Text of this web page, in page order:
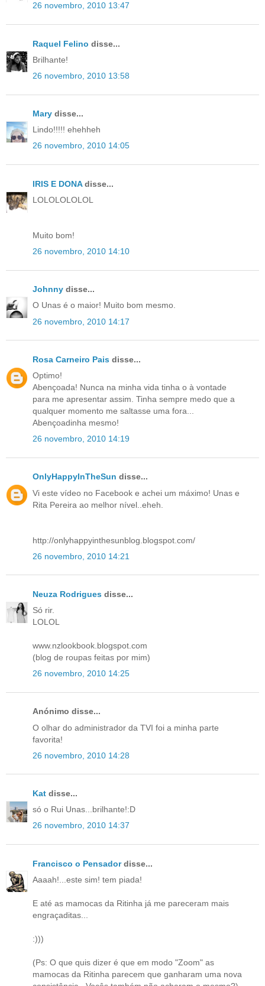
26 novembro, 2010 13:47
Raquel Felino disse...
Brilhante!
26 novembro, 2010 13:58
Mary disse...
Lindo!!!!! ehehheh
26 novembro, 2010 14:05
IRIS E DONAdisse...
LOLOLOLOLOL
Muito bom!
26 novembro, 2010 14:10
Johnny disse...
O Unas é o maior! Muito bom mesmo.
26 novembro, 2010 14:17
Rosa Carneiro Pais disse...
Optimo!
Abençoada! Nunca na minha vida tinha o à vontade
para me apresentar assim. Tinha sempre medo que a
qualquer momento me saltasse uma fora...
Abençoadinha mesmo!
26 novembro, 2010 14:19
OnlyHappyInTheSun disse...
Vi este vídeo no Facebook e achei um máximo! Unas e
Rita Pereira ao melhor nível..eheh.
http://onlyhappyinthesunblog.blogspot.com/
26 novembro, 2010 14:21
Neuza Rodrigues disse...
Só rir.
LOLOL
www.nzlookbook.blogspot.com
(blog de roupas feitas por mim)
26 novembro, 2010 14:25
Anónimo disse...
O olhar do administrador da TVI foi a minha parte
favorita!
26 novembro, 2010 14:28
Kat disse...
só o Rui Unas...brilhante!:D
26 novembro, 2010 14:37
Francisco o Pensadordisse...
Aaaah!...este sim! tem piada!
E até as mamocas da Ritinha já me pareceram mais
engraçaditas...
:)))
(Ps: O que quis dizer é que em modo "Zoom" as
mamocas da Ritinha parecem que ganharam uma nova